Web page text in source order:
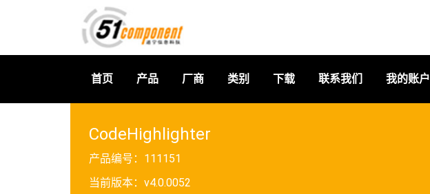
首页 产品 厂商 类别 下载 联系我们 我的账户
CodeHighlighter
产品编号： 111151
当前版本： v4.0.0052